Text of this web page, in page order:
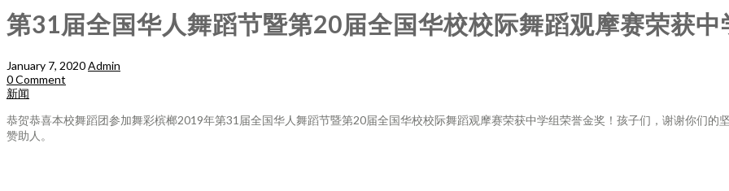
第31届全国华人舞蹈节暨第20届全国华校校际舞蹈观摩赛荣获
January 7, 2020Admin
0 Comment
新闻
恭贺恭喜本校舞蹈团参加舞彩槟榔2019年第31届全国华人舞蹈节暨第20届全国华校校际舞蹈观摩赛荣获中学组荣誉金奖！孩子们，谢谢你们
赞助人。